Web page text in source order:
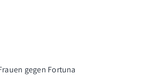
gegen Fortuna